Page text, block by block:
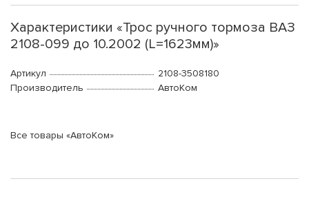
Характеристики «Трос ручного тормоза ВАЗ
2108-099 до 10.2002 (L=1623мм)»
Артикул
2108-3508180
Производитель
АвтоКом
Все товары «АвтоКом»